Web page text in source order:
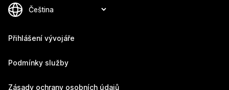
Přihlášení vývojáře
Podmínky služby
Zásady ochrany osobních údajů